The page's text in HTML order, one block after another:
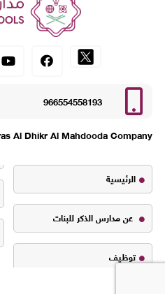
966554558193
Al Dhikr Al Mahdooda Company
الرئيسية
عن مدارس الذكر للبنات
توظيف